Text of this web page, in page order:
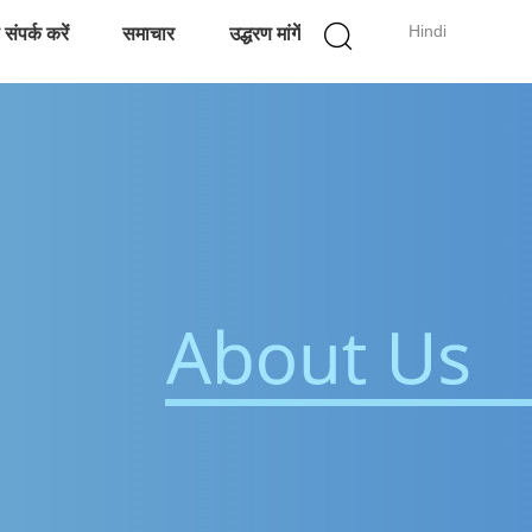
Hindi
करें समाचार उद्धरण मांगें